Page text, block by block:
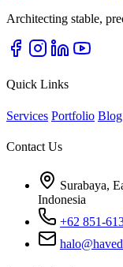
Architecting stable,
Quick Links
Services Portfolio Blog
Contact Us
Surabaya,
Indonesia
+62 851-